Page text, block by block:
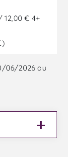
12,00 € 4+
06/2026 au